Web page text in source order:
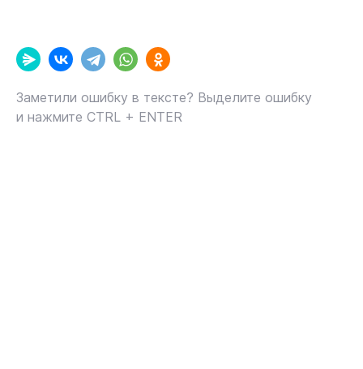
Заметили ошибку в тексте? Выделите ошибку
и нажмите CTRL + ENTER